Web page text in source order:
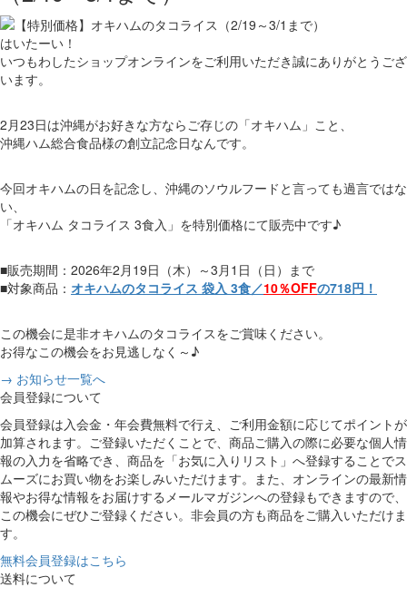
はいたーい！
いつもわしたショップオンラインをご利用いただき誠にありがとうござ
います。
2月23日は沖縄がお好きな方ならご存じの「オキハム」こと、
沖縄ハム総合食品様の創立記念日なんです。
今回オキハムの日を記念し、沖縄のソウルフードと言っても過言ではな
い、
「オキハム タコライス 3食入」を特別価格にて販売中です♪
■販売期間：2026年2月19日（木）～3月1日（日）まで
■対象商品： オキハムのタコライス 袋入 3食／10％OFFの718円！
この機会に是非オキハムのタコライスをご賞味ください。
お得なこの機会をお見逃しなく～♪
→ お知らせ一覧へ
会員登録について
会員登録は入会金・年会費無料で行え、ご利用金額に応じてポイントが
加算されます。ご登録いただくことで、商品ご購入の際に必要な個人情
報の入力を省略でき、商品を「お気に入りリスト」へ登録することでス
ムーズにお買い物をお楽しみいただけます。また、オンラインの最新情
報やお得な情報をお届けするメールマガジンへの登録もできますので、
この機会にぜひご登録ください。非会員の方も商品をご購入いただけま
す。
無料会員登録はこちら
送料について